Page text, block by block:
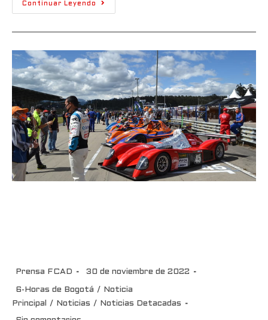
Continuar Leyendo
Prensa FCAD 30 de noviembre de 2022
6-Horas de Bogotá /
Noticia
Principal
/ Noticias / Noticias Detacadas